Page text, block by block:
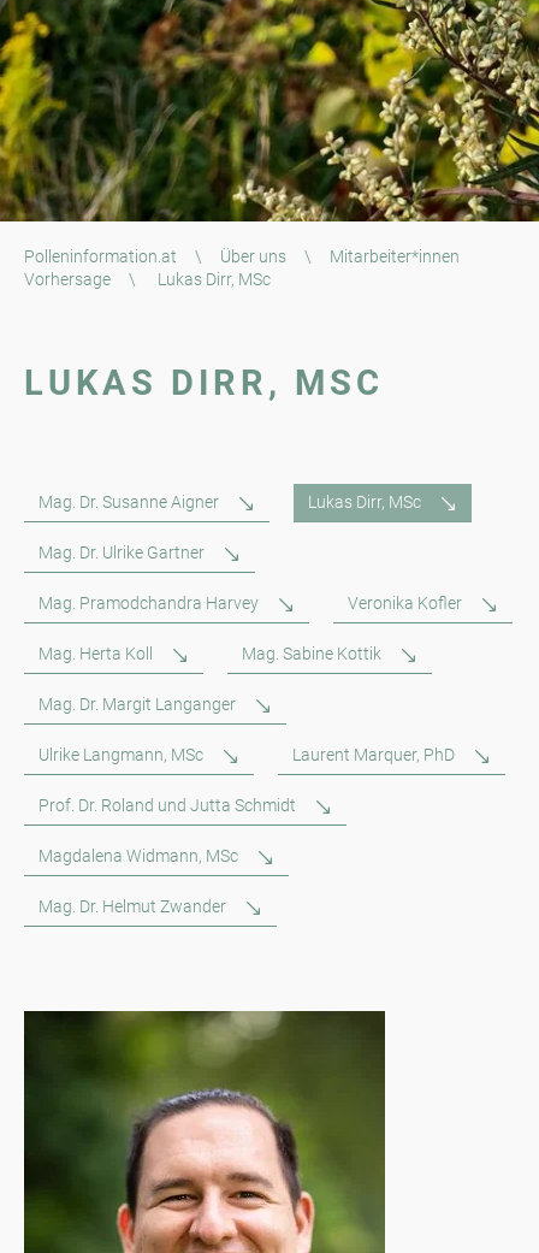
Polleninformation.at \ Über uns \
Mitarbeiter*innen
Vorhersage
\ Lukas Dirr, MSc
LUKAS DIRR, MSC
Mag. Dr. Susanne Aigner Lukas Dirr, MSc
Mag. Dr. Ulrike Gartner
Mag. Pramodchandra Harvey Veronika Kofler
Mag. Herta Koll Mag. Sabine Kottik
Mag. Dr. Margit Langanger
Ulrike Langmann, MSc Laurent Marquer, PhD
Prof. Dr. Roland und Jutta Schmidt
Magdalena Widmann, MSc
Mag. Dr. Helmut Zwander